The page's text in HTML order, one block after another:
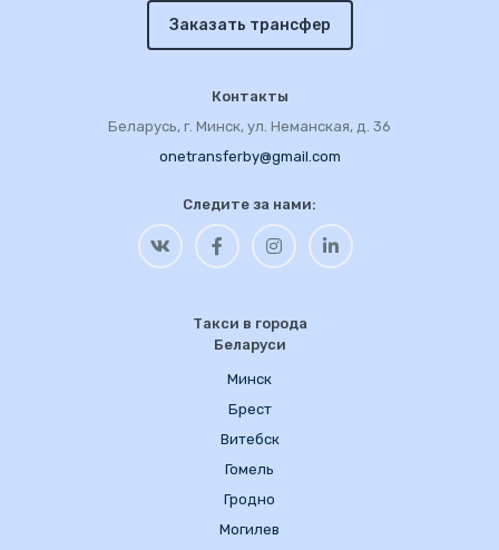
Заказать трансфер
Контакты
Беларусь, г. Минск, ул. Неманская, д. 36
onetransferby@gmail.com
Следите за нами:
Такси в города
Беларуси
Минск
Брест
Витебск
Гомель
Гродно
Могилев